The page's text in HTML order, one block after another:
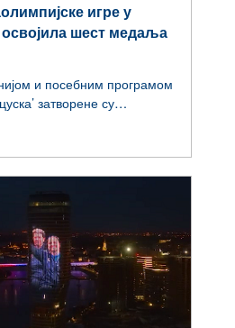
игре у
шест медаља
и посебним програмом
затворене су
медаља.